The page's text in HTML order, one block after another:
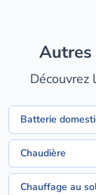
Découvrez
Batterie
Chaudière
Chauffage au